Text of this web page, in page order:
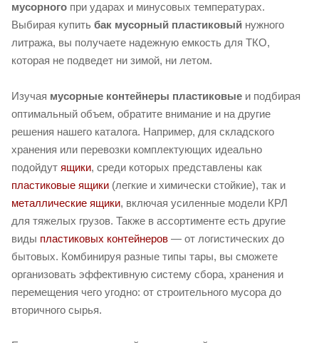
мусорного при ударах и минусовых температурах.
Выбирая купить бак мусорный пластиковый нужного
литража, вы получаете надежную емкость для ТКО,
которая не подведет ни зимой, ни летом.
Изучая мусорные контейнеры пластиковые и подбирая
оптимальный объем, обратите внимание и на другие
решения нашего каталога. Например, для складского
хранения или перевозки комплектующих идеально
подойдут ящики, среди которых представлены как
пластиковые ящики (легкие и химически стойкие), так и
металлические ящики, включая усиленные модели КРЛ
для тяжелых грузов. Также в ассортименте есть другие
виды пластиковых контейнеров — от логистических до
бытовых. Комбинируя разные типы тары, вы сможете
организовать эффективную систему сбора, хранения и
перемещения чего угодно: от строительного мусора до
вторичного сырья.